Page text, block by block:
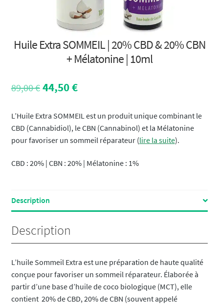
Huile Extra SOMMEIL | 20% CBD & 20% CBN
+ Mélatonine | 10ml
89,00€ Le
initial
était :
89,00 €.
44,50€Le
actuel
est :
44,50 €.
L’Huile Extra SOMMEIL est un produit unique combinant le
CBD (Cannabidiol), le CBN (Cannabinol) et la Mélatonine
pour favoriser un sommeil réparateur (lire la suite).
CBD : 20% | CBN : 20% | Mélatonine : 1%
Description
Description
L’huile Sommeil Extra est une préparation de haute qualité
conçue pour favoriser un sommeil réparateur. Élaborée à
partir d’une base d’huile de coco biologique (MCT), elle
contient 20% de CBD, 20% de CBN (souvent appelé